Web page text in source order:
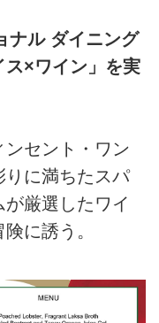
ナル ダイニング
ス×ワイン」を実
ンセント・ワン
りに満ちたスパ
厳選したワイ
に誘う。